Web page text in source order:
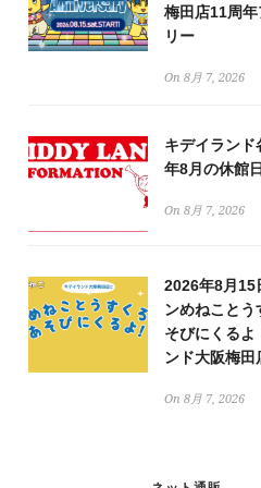
梅田店11周
リー
On 8月 7, 2026
キデイラン
年8月の休館
On 8月 7, 2026
2026年8月15
ンめねことう
そびにくるよ
ンド大阪梅田
On 8月 7, 2026